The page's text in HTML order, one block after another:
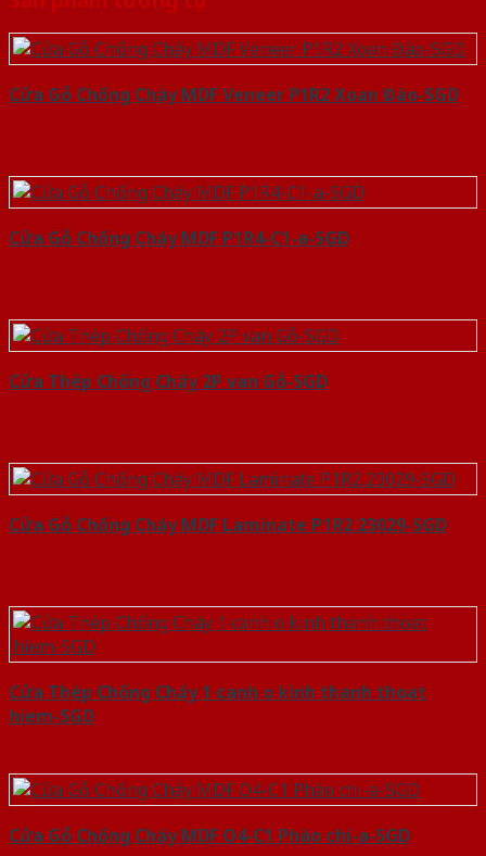
Cửa Gỗ Chống Cháy MDF Veneer P1R2 Xoan Đào-SGD
Cửa Gỗ Chống Cháy MDF P1R4-C1-a-SGD
Cửa Thép Chống Cháy 2P van Gỗ-SGD
Cửa Gỗ Chống Cháy MDF Laminate P1R2 23029-SGD
Cửa Thép Chống Cháy 1 canh o kinh thanh thoat
hiem-SGD
Cửa Gỗ Chống Cháy MDF O4-C1 Phào chi-a-SGD